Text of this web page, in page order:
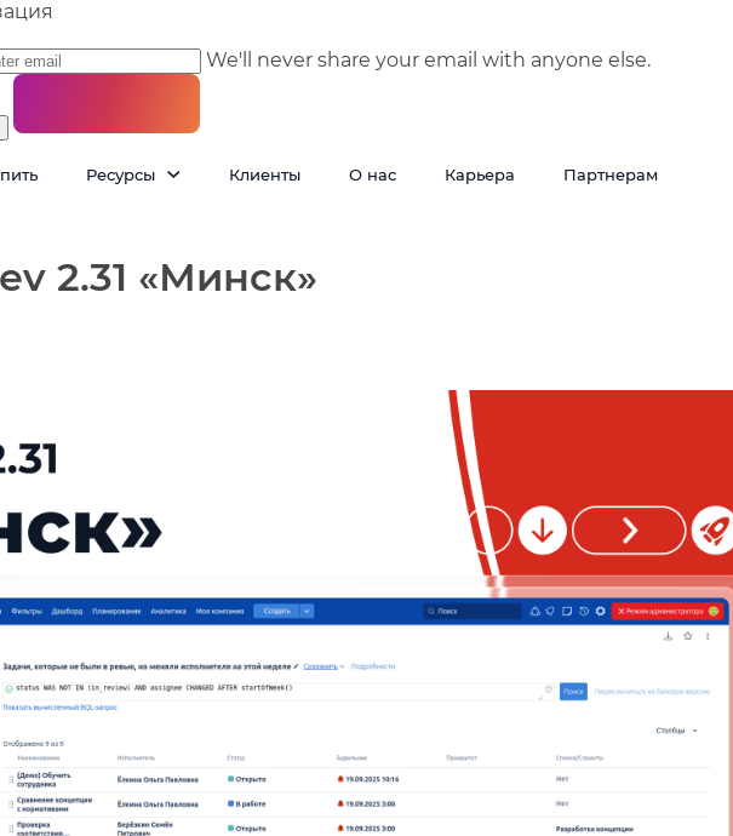
We'll never share your email with anyone else.
Ресурсы Клиенты О нас Карьера Партнерам
2.31 «Минск»